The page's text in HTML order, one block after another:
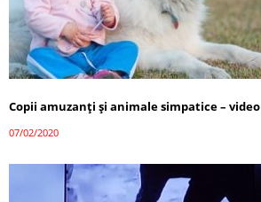
Copii amuzanți și animale simpatice – video
07/02/2020